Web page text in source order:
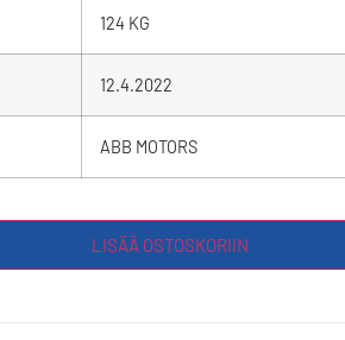
124 KG
12.4.2022
ABB MOTORS
LISÄÄ OSTOSKORIIN